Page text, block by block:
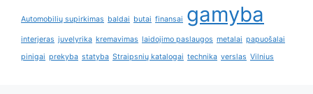
Automobilių supirkimas baldai butai finansai gamyba
interjeras juvelyrika kremavimas laidojimo paslaugos metalai papuošalai
pinigai prekyba statyba Straipsnių katalogai technika verslas Vilnius